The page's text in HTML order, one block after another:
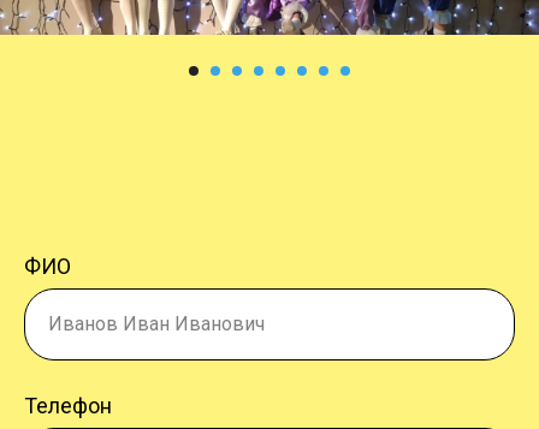
ФИО
Иванов Иван Иванович
Телефон